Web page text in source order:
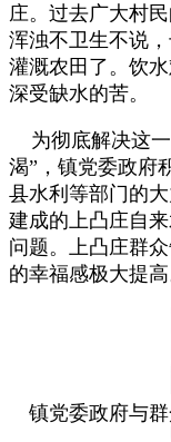
庄。过去广大村
浑浊不卫生不说
灌溉农田了。饮
深受缺水的苦。
为彻底解决这一
渴”，镇党委政府
县水利等部门的
建成的上凸庄自
问题。上凸庄群
的幸福感极大提
镇党委政府与